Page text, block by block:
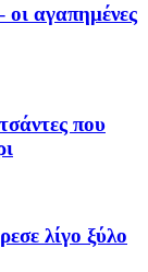
αγαπημένες
που
λίγο ξύλο